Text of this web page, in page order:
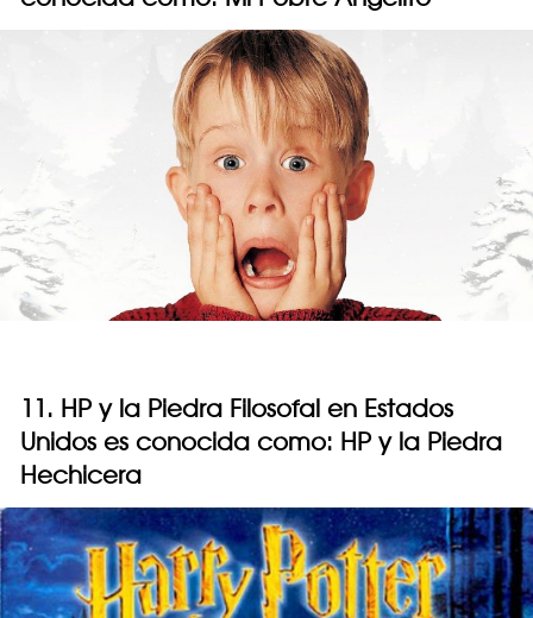
11. HP y la Piedra Filosofal en Estados
Unidos es conocida como: HP y la Piedra
Hechicera